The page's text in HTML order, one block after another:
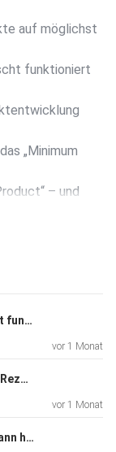
auf möglichst
funktioniert
„Minimum
– und
PLG 224: Warum Multitasking nicht funktioniert – und wann vielleicht doch
vor 1 Monat
PLG 223: DRAMMA – Das einfache Rezept für die perfekte Pause
vor 1 Monat
PLG 222: Keine Zeit für Pausen? Dann hör rein.